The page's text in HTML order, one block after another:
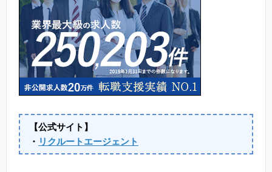
【公式サイト】
・ リクルートエージェント